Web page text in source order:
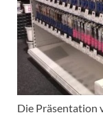
Die Präsentation